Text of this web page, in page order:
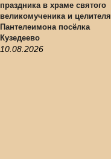
праздника в храме святого
великомученика и целителя
Пантелеимона посёлка
Кузедеево
10.08.2026